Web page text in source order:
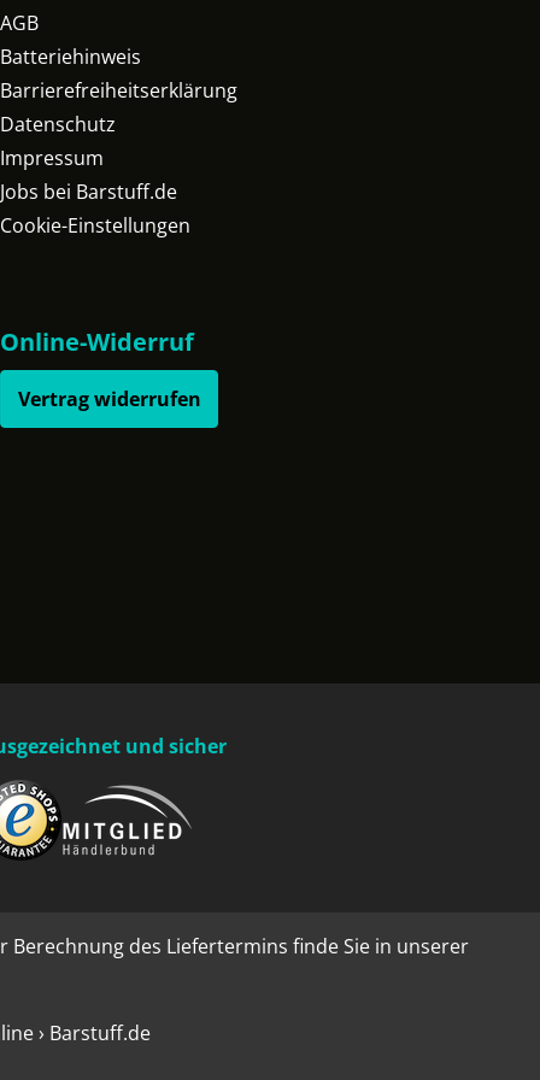
AGB
Batteriehinweis
Barrierefreiheitserklärung
Datenschutz
Impressum
Jobs bei Barstuff.de
Cookie-Einstellungen
Online-Widerruf
Vertrag widerrufen
und sicher
des Liefertermins finde Sie in unserer
› Barstuff.de